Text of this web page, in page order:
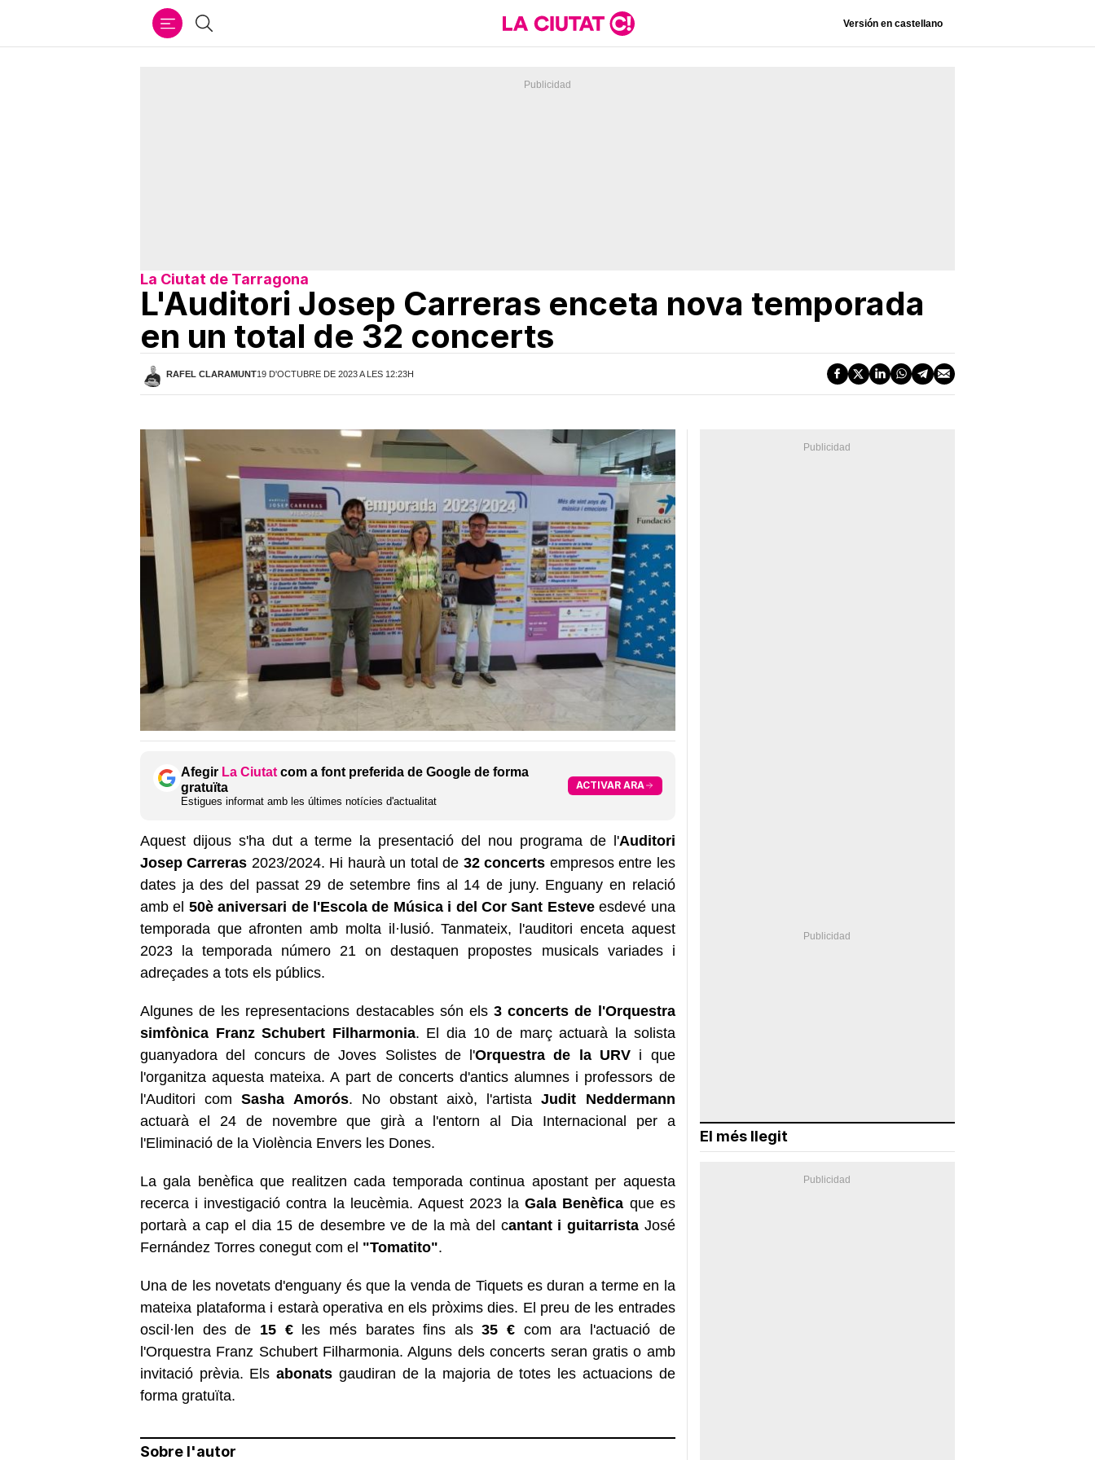
Cercar Versión en castellano
La Ciutat de Tarragona
L'Auditori Josep Carreras enceta nova temporada
en un total de 32 concerts
RAFEL CLARAMUNT19 D'OCTUBRE DE 2023 A LES 12:23H
Afegir La Ciutat com a font preferida de Google de forma
gratuïta
Estigues informat amb les últimes notícies d'actualitat
ACTIVAR ARA
Aquest dijous s'ha dut a terme la presentació del nou programa de l'Auditori
Josep Carreras 2023/2024. Hi haurà un total de 32 concerts empresos entre les
dates ja des del passat 29 de setembre fins al 14 de juny. Enguany en relació
amb el 50è aniversari de l'Escola de Música i del Cor Sant Esteveesdevé una
temporada que afronten amb molta il·lusió. Tanmateix, l'auditori enceta aquest
2023 la temporada número 21 on destaquen propostes musicals variades i
adreçades a tots els públics.
Algunes de les representacions destacables són els3 concerts de l'Orquestra
simfònica Franz Schubert Filharmonia. El dia 10 de març actuarà la solista
guanyadora del concurs de Joves Solistes de l'Orquestra de la URV i que
l'organitza aquesta mateixa. A part de concerts d'antics alumnes i professors de
l'Auditori comSasha Amorós. No obstant això, l'artista Judit Neddermann
actuarà el 24 de novembre que girà a l'entorn al Dia Internacional per a
l'Eliminació de la Violència Envers les Dones.
La gala benèfica que realitzen cada temporada continua apostant per aquesta
recerca i investigació contra la leucèmia. Aquest 2023 la Gala Benèfica que es
portarà a cap el dia 15 de desembre ve de la mà del cantant i guitarrista José
Fernández Torres conegut com el "Tomatito".
Una de les novetats d'enguany és que la venda de Tiquets es duran a terme en la
mateixa plataforma i estarà operativa en els pròxims dies. El preu de les entrades
oscil·len des de 15 €les més barates fins als35 € com ara l'actuació de
l'Orquestra Franz Schubert Filharmonia. Alguns dels concerts seran gratis o amb
invitació prèvia. Els abonats gaudiran de la majoria de totes les actuacions de
forma gratuïta.
Sobre l'autor
El més llegit